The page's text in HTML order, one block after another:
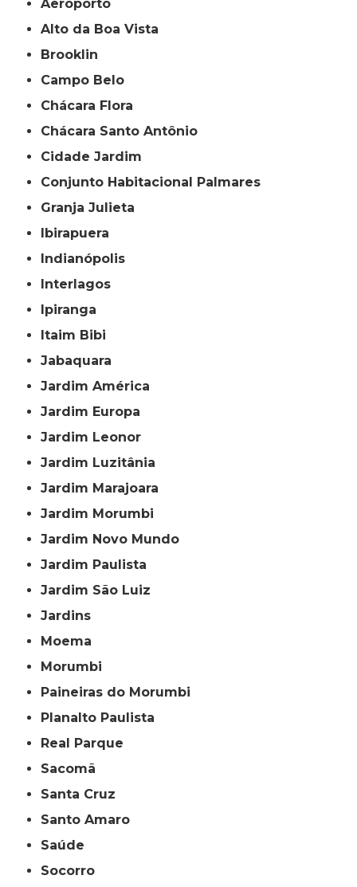
Aeroporto
Alto da Boa Vista
Brooklin
Campo Belo
Chácara Flora
Chácara Santo Antônio
Cidade Jardim
Conjunto Habitacional Palmares
Granja Julieta
Ibirapuera
Indianópolis
Interlagos
Ipiranga
Itaim Bibi
Jabaquara
Jardim América
Jardim Europa
Jardim Leonor
Jardim Luzitânia
Jardim Marajoara
Jardim Morumbi
Jardim Novo Mundo
Jardim Paulista
Jardim São Luiz
Jardins
Moema
Morumbi
Paineiras do Morumbi
Planalto Paulista
Real Parque
Sacomã
Santa Cruz
Santo Amaro
Saúde
Socorro